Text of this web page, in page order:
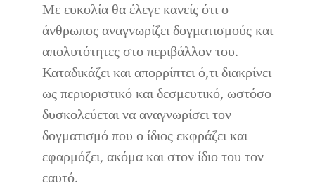
Με ευκολία θα έλεγε κανείς ότι ο
άνθρωπος αναγνωρίζει δογματισμούς και
απολυτότητες στο περιβάλλον του.
Καταδικάζει και απορρίπτει ό,τι διακρίνει
ως περιοριστικό και δεσμευτικό, ωστόσο
δυσκολεύεται να αναγνωρίσει τον
δογματισμό που ο ίδιος εκφράζει και
εφαρμόζει, ακόμα και στον ίδιο του τον
εαυτό.